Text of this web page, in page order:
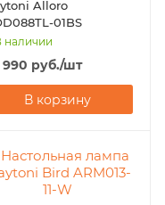
Alloro
01BS
наличии
990 руб./шт
В корзину